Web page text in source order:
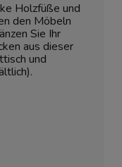
Holzfüße und
den Möbeln
Sie Ihr
aus dieser
und